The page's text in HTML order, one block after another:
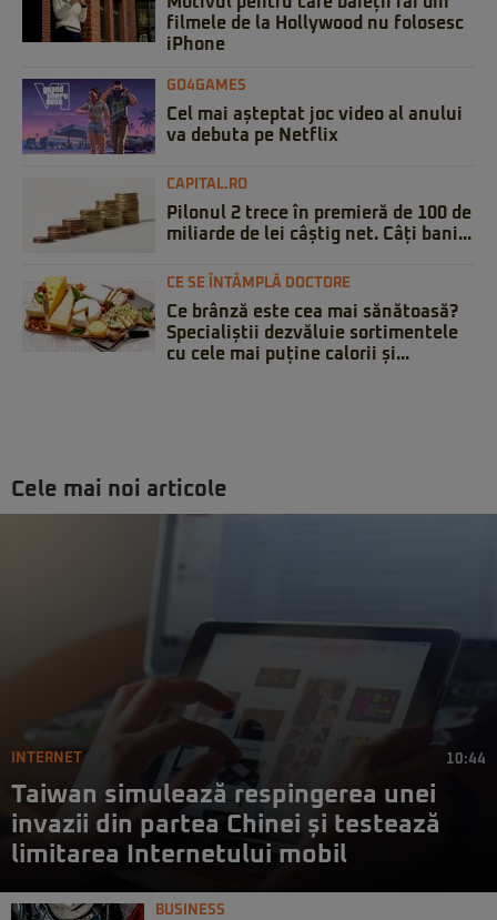
filmele de la Hollywood nu folosesc
iPhone
GO4GAMES
Cel mai așteptat joc video al anului
va debuta pe Netflix
CAPITAL.RO
Pilonul 2 trece în premieră de 100 de
miliarde de lei câștig net. Câți bani...
CE SE ÎNTÂMPLĂ DOCTORE
Ce brânză este cea mai sănătoasă?
Specialiștii dezvăluie sortimentele
cu cele mai puține calorii și...
Cele mai noi articole
INTERNET 10:44
Taiwan simulează respingerea unei
invazii din partea Chinei și testează
limitarea Internetului mobil
BUSINESS